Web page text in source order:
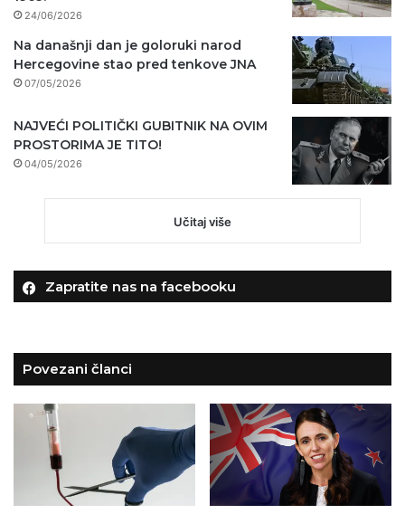
24/06/2026
Na današnji dan je goloruki narod
Hercegovine stao pred tenkove JNA
07/05/2026
NAJVEĆI POLITIČKI GUBITNIK NA OVIM
PROSTORIMA JE TITO!
04/05/2026
Učitaj više
Zapratite nas na facebooku
Povezani članci